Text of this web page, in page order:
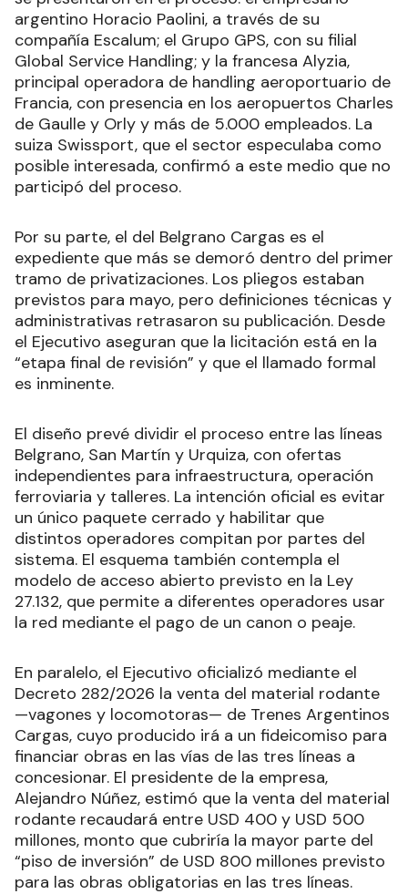
argentino Horacio Paolini, a través de su
compañía Escalum; el Grupo GPS, con su filial
Global Service Handling; y la francesa Alyzia,
principal operadora de handling aeroportuario de
Francia, con presencia en los aeropuertos Charles
de Gaulle y Orly y más de 5.000 empleados. La
suiza Swissport, que el sector especulaba como
posible interesada, confirmó a este medio que no
participó del proceso.
Por su parte, el del Belgrano Cargas es el
expediente que más se demoró dentro del primer
tramo de privatizaciones. Los pliegos estaban
previstos para mayo, pero definiciones técnicas y
administrativas retrasaron su publicación. Desde
el Ejecutivo aseguran que la licitación está en la
“etapa final de revisión” y que el llamado formal
es inminente.
El diseño prevé dividir el proceso entre las líneas
Belgrano, San Martín y Urquiza, con ofertas
independientes para infraestructura, operación
ferroviaria y talleres. La intención oficial es evitar
un único paquete cerrado y habilitar que
distintos operadores compitan por partes del
sistema. El esquema también contempla el
modelo de acceso abierto previsto en la Ley
27.132, que permite a diferentes operadores usar
la red mediante el pago de un canon o peaje.
En paralelo, el Ejecutivo oficializó mediante el
Decreto 282/2026 la venta del material rodante
—vagones y locomotoras— de Trenes Argentinos
Cargas, cuyo producido irá a un fideicomiso para
financiar obras en las vías de las tres líneas a
concesionar. El presidente de la empresa,
Alejandro Núñez, estimó que la venta del material
rodante recaudará entre USD 400 y USD 500
millones, monto que cubriría la mayor parte del
“piso de inversión” de USD 800 millones previsto
para las obras obligatorias en las tres líneas.